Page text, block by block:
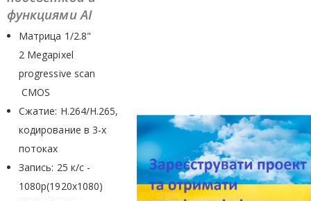
функциями AI
Матрица 1/2.8"
2 Megapixel
progressive scan
CMOS
Сжатие: H.264/H.265,
кодирование в 3-х
потоках
Запись: 25 к/с -
1080p(1920x1080)